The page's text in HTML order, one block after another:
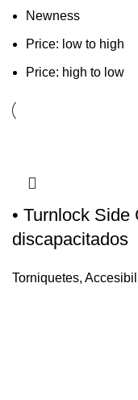
Newness
Price: low to high
Price: high to low
• Turnlock
discapacitados
Torniquetes,